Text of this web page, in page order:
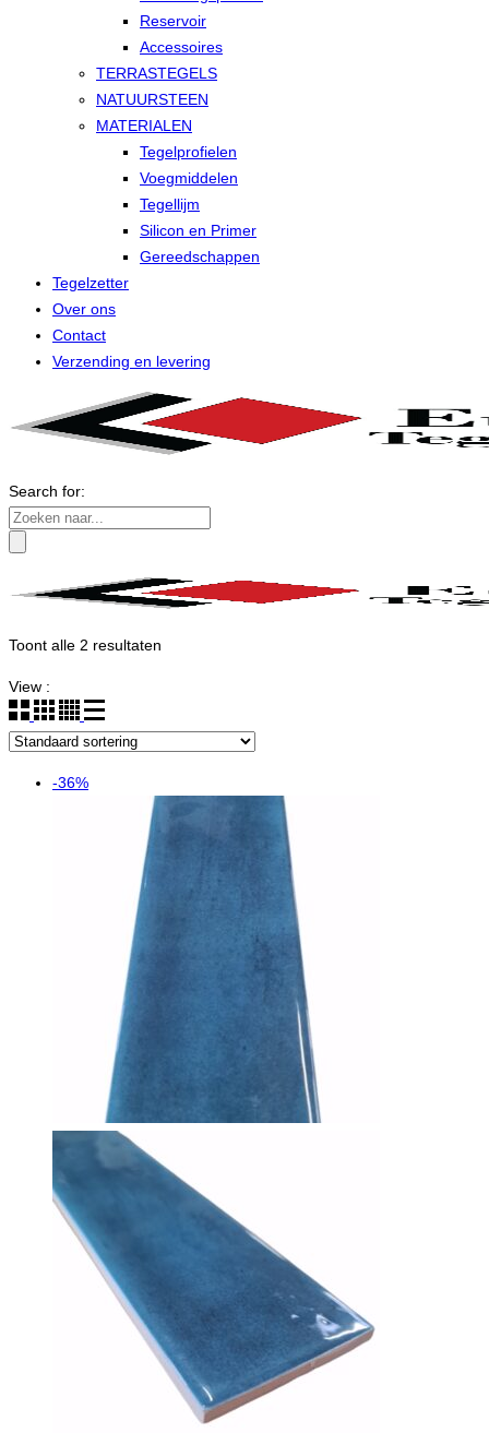
Reservoir
Accessoires
TERRASTEGELS
NATUURSTEEN
MATERIALEN
Tegelprofielen
Voegmiddelen
Tegellijm
Silicon en Primer
Gereedschappen
Tegelzetter
Over ons
Contact
Verzending en levering
Search for:
Toont alle 2 resultaten
View :
-36%